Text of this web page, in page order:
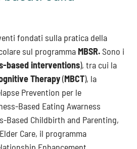
fondati sulla pratica della
sul programma MBSR. Sono i
based interventions), tra cui la
Therapy(MBCT), la
Prevention per le
Based Eating Awarness
Based Childbirth and Parenting,
Care, il programma